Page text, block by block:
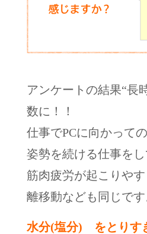
アンケートの結果“長
数に！！
仕事でPCに向かって
姿勢を続ける仕事を
筋肉疲労が起こりや
離移動なども同じです
水分(塩分) をとりす